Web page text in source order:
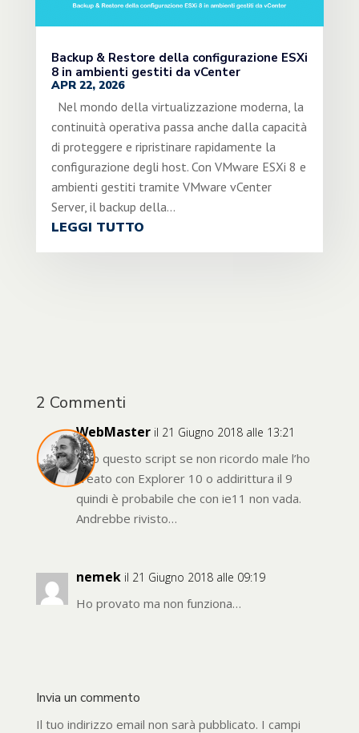
Backup & Restore della configurazione ESXi
8 in ambienti gestiti da vCenter
APR 22, 2026
Nel mondo della virtualizzazione moderna, la
continuità operativa passa anche dalla capacità
di proteggere e ripristinare rapidamente la
configurazione degli host. Con VMware ESXi 8 e
ambienti gestiti tramite VMware vCenter
Server, il backup della...
LEGGI TUTTO
2 Commenti
WebMaster il 21 Giugno 2018 alle 13:21
Ciao questo script se non ricordo male l’ho
creato con Explorer 10 o addirittura il 9
quindi è probabile che con ie11 non vada.
Andrebbe rivisto…
nemek il 21 Giugno 2018 alle 09:19
Ho provato ma non funziona…
Invia un commento
Il tuo indirizzo email non sarà pubblicato. I campi